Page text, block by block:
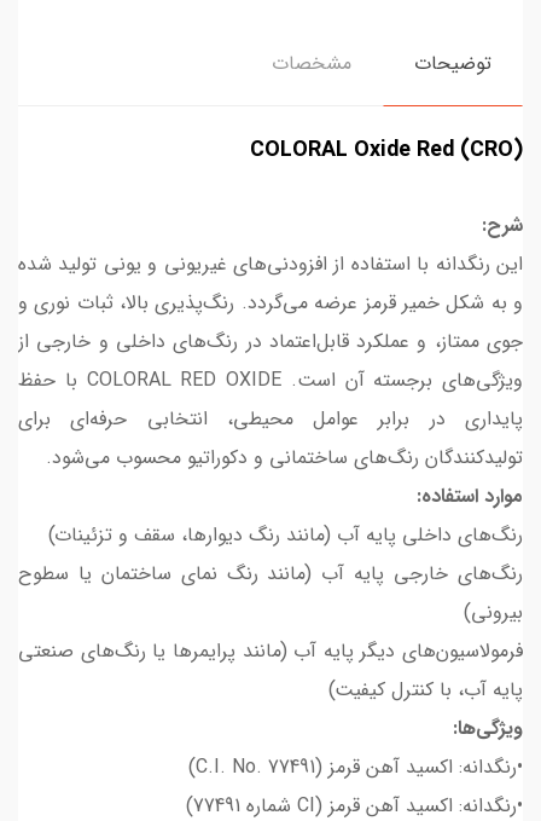
توضیحات مشخصات
COLORAL Oxide Red (CRO)
شرح:
این رنگدانه با استفاده از افزودنی‌های غیریونی و یونی تولید شده
و به شکل خمیر قرمز عرضه می‌گردد. رنگ‌پذیری بالا، ثبات نوری و
جوی ممتاز، و عملکرد قابل‌اعتماد در رنگ‌های داخلی و خارجی از
ویژگی‌های برجسته آن است. COLORAL RED OXIDE با حفظ
پایداری در برابر عوامل محیطی، انتخابی حرفه‌ای برای
تولیدکنندگان رنگ‌های ساختمانی و دکوراتیو محسوب می‌شود.
موارد استفاده:
رنگ‌های داخلی پایه آب (مانند رنگ دیوارها، سقف و تزئینات)
رنگ‌های خارجی پایه آب (مانند رنگ نمای ساختمان یا سطوح
بیرونی)
فرمولاسیون‌های دیگر پایه آب (مانند پرایمرها یا رنگ‌های صنعتی
پایه آب، با کنترل کیفیت)
ویژگی‌ها:
•رنگدانه: اکسید آهن قرمز (C.I. No. 77491)
•رنگدانه: اکسید آهن قرمز (CI شماره 77491)